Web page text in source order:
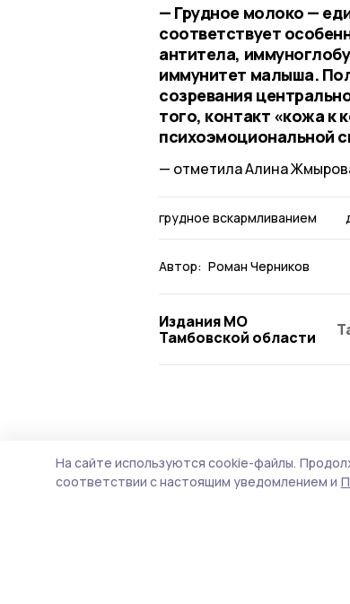
— Грудное молоко —
соответствует
антитела,
иммунитет малыша.
созревания
того, контакт «кожа к
психоэмоциональной
отметила Алина
грудное вскармливанием
Автор: Роман Черников
Издания МО
Тамбовской области
На
На сайте используются cookie-файлы.
соответствии с настоящим уведомлением и